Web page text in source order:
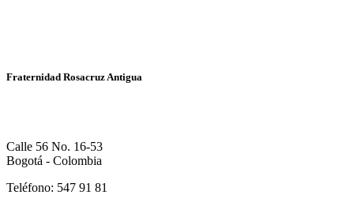
Fraternidad Rosacruz Antigua
Calle 56 No. 16-53
Bogotá - Colombia
Teléfono: 547 91 81